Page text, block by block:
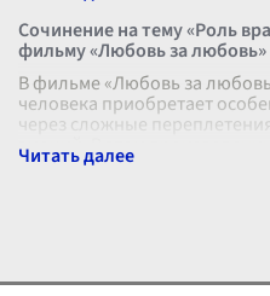
Сочинение на тему «Роль
фильму «Любовь за любовь»
В фильме «Любовь за
человека приобретает
через сложные
эмоций. В этом произведении